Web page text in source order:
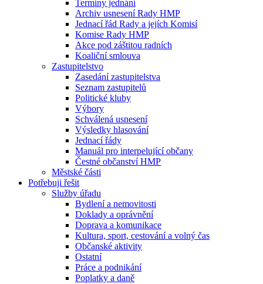
Termíny jednání
Archiv usnesení Rady HMP
Jednací řád Rady a jejích Komisí
Komise Rady HMP
Akce pod záštitou radních
Koaliční smlouva
Zastupitelstvo
Zasedání zastupitelstva
Seznam zastupitelů
Politické kluby
Výbory
Schválená usnesení
Výsledky hlasování
Jednací řády
Manuál pro interpelující občany
Čestné občanství HMP
Městské části
Potřebuji řešit
Služby úřadu
Bydlení a nemovitosti
Doklady a oprávnění
Doprava a komunikace
Kultura, sport, cestování a volný čas
Občanské aktivity
Ostatní
Práce a podnikání
Poplatky a daně